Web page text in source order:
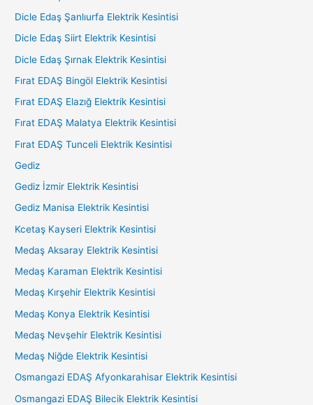
Dicle Edaş Şanlıurfa Elektrik Kesintisi
Dicle Edaş Siirt Elektrik Kesintisi
Dicle Edaş Şırnak Elektrik Kesintisi
Fırat EDAŞ Bingöl Elektrik Kesintisi
Fırat EDAŞ Elazığ Elektrik Kesintisi
Fırat EDAŞ Malatya Elektrik Kesintisi
Fırat EDAŞ Tunceli Elektrik Kesintisi
Gediz
Gediz İzmir Elektrik Kesintisi
Gediz Manisa Elektrik Kesintisi
Kcetaş Kayseri Elektrik Kesintisi
Medaş Aksaray Elektrik Kesintisi
Medaş Karaman Elektrik Kesintisi
Medaş Kırşehir Elektrik Kesintisi
Medaş Konya Elektrik Kesintisi
Medaş Nevşehir Elektrik Kesintisi
Medaş Niğde Elektrik Kesintisi
Osmangazi EDAŞ Afyonkarahisar Elektrik Kesintisi
Osmangazi EDAŞ Bilecik Elektrik Kesintisi